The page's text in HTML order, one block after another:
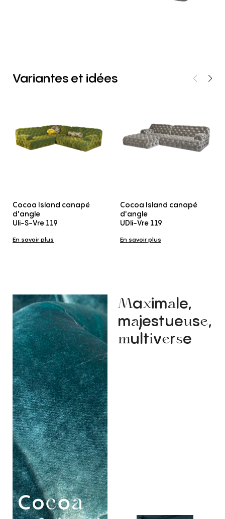
Varianteset idées
Cocoa Island canapé
d'angle
Uli-S-Vre 119
En savoir plus
Cocoa Island canapé
d'angle
UDli-Vre 119
En savoir plus
Maximale,
majestueuse,
multiverse